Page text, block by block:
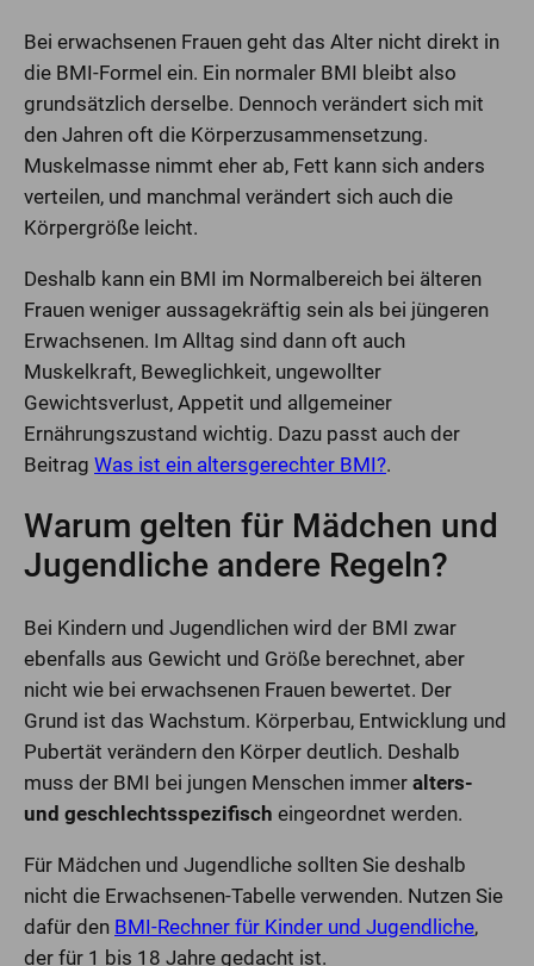
Bei erwachsenen Frauen geht das Alter nicht direkt in
die BMI-Formel ein. Ein normaler BMI bleibt also
grundsätzlich derselbe. Dennoch verändert sich mit
den Jahren oft die Körperzusammensetzung.
Muskelmasse nimmt eher ab, Fett kann sich anders
verteilen, und manchmal verändert sich auch die
Körpergröße leicht.
Deshalb kann ein BMI im Normalbereich bei älteren
Frauen weniger aussagekräftig sein als bei jüngeren
Erwachsenen. Im Alltag sind dann oft auch
Muskelkraft, Beweglichkeit, ungewollter
Gewichtsverlust, Appetit und allgemeiner
Ernährungszustand wichtig. Dazu passt auch der
Beitrag Was ist ein altersgerechter BMI?.
Warum gelten für Mädchen und
Jugendliche andere Regeln?
Bei Kindern und Jugendlichen wird der BMI zwar
ebenfalls aus Gewicht und Größe berechnet, aber
nicht wie bei erwachsenen Frauen bewertet. Der
Grund ist das Wachstum. Körperbau, Entwicklung und
Pubertät verändern den Körper deutlich. Deshalb
muss der BMI bei jungen Menschen immer alters-
und geschlechtsspezifisch eingeordnet werden.
Für Mädchen und Jugendliche sollten Sie deshalb
nicht die Erwachsenen-Tabelle verwenden. Nutzen Sie
dafür den BMI-Rechner für Kinder und Jugendliche,
der für 1 bis 18 Jahre gedacht ist.